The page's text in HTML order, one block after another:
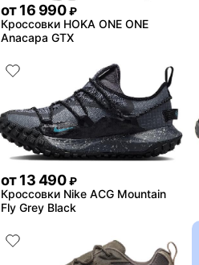
от16 990 ₽
Кроссовки HOKA ONE ONE
Anacapa GTX
от13 490 ₽
Кроссовки Nike ACG Mountain
Fly Grey Black